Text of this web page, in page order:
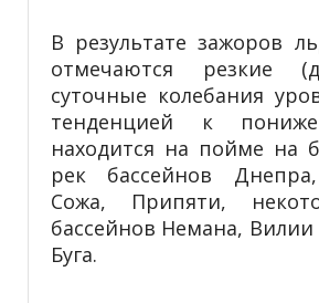
В результате зажоров
отмечаются резкие
суточные колебания
тенденцией к
находится на пойме на
рек бассейнов
Сожа, Припяти,
бассейнов Немана, Вилии
Буга.